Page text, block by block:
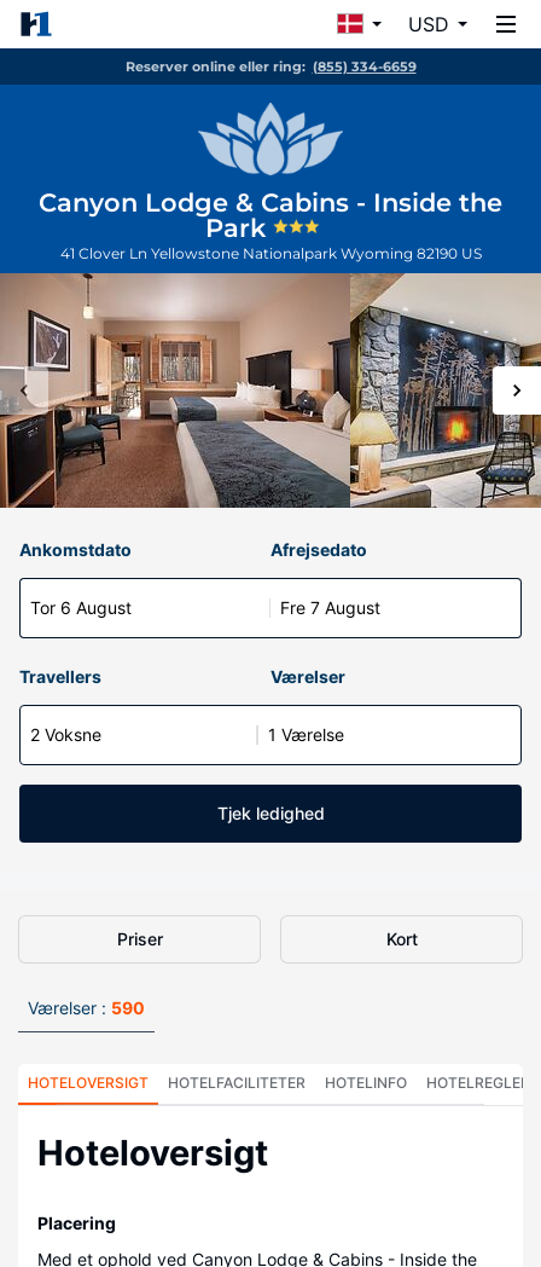
USD
Reserver online eller ring: (855) 334-6659
Canyon Lodge & Cabins - Inside the
Park
41 Clover Ln Yellowstone Nationalpark Wyoming 82190 US
Ankomstdato
Tor 6 August
Afrejsedato
Fre 7 August
Travellers Værelser
2 Voksne 1 Værelse
Tjek ledighed
Priser Kort
Værelser : 590
HOTELOVERSIGT HOTELFACILITETER HOTELINFO HOTELREGLER
Hoteloversigt
Placering
Med et ophold ved Canyon Lodge & Cabins - Inside the